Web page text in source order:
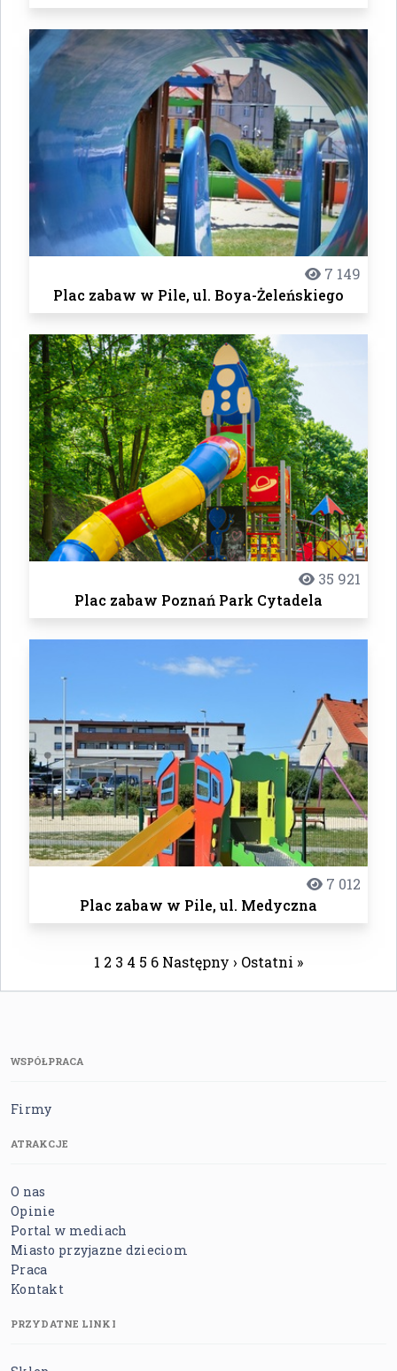
7 149
Plac zabaw w Pile, ul. Boya-Żeleńskiego
35 921
Plac zabaw Poznań Park Cytadela
7 012
Plac zabaw w Pile, ul. Medyczna
1 2 3 4 5 6 Następny › Ostatni »
WSPÓŁPRACA
Firmy
ATRAKCJE
O nas
Opinie
Portal w mediach
Miasto przyjazne dzieciom
Praca
Kontakt
PRZYDATNE LINKI